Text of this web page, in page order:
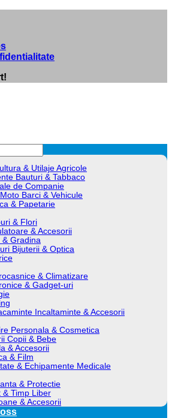
& Utilaje Agricole
Bauturi & Tabbaco
de Companie
Barci & Vehicule
& Papetarie
& Flori
& Accesorii
& Gradina
Bijuterii & Optica
& Climatizare
& Gadget-uri
Incaltaminte & Accesorii
Personala & Cosmetica
Copii & Bebe
& Accesorii
& Film
& Echipamente Medicale
& Protectie
& Timp Liber
& Accesorii